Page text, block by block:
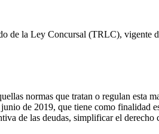
de la Ley Concursal (TRLC), vigente
normas que tratan o regulan esta
de 2019, que tiene como finalidad
de las deudas, simplificar el